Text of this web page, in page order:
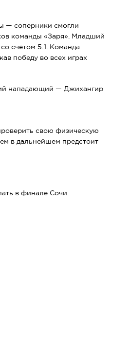
— соперники смогли
команды «Заря». Младший
счётом 5:1. Команда
победу во всех играх
нападающий — Джихангир
свою физическую
в дальнейшем предстоит
в финале Сочи.